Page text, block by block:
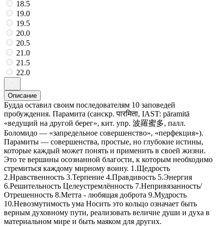
18.5
19.0
19.5
20.0
20.5
21.0
21.5
22.0
Описание
Будда оставил своим последователям 10 заповедей
пробуждения. Парамита (санскр. पारमिता, IAST: pāramitā
«ведущий на другой берег», кит. упр. 波羅蜜多, палл.
Боломидо — «запредельное совершенство», «перфекция»).
Парамиты — совершенства, простые, но глубокие истины,
которые каждый может понять и применить в своей жизни.
Это те вершины осознанной благости, к которым необходимо
стремиться каждому мирному воину. 1.Щедрость
2.Нравственность 3.Терпение 4.Правдивость 5.Энергия
6.Решительность Целеустремлённость 7.Непривязанность/
Отрешенность 8.Метта - любящая доброта 9.Мудрость
10.Невозмутимость ума Носить это кольцо означает быть
верным духовному пути, реализовать величие души и духа в
материальном мире и быть маяком для других.